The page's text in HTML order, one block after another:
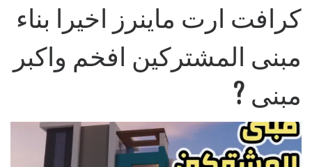
كرافت ارت ماينرز اخيرا بناء
مبنى المشتركين افخم واكبر
مبنى ?